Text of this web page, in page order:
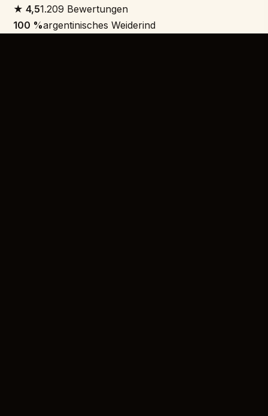
★ 4,51.209 Bewertungen
100 %argentinisches Weiderind